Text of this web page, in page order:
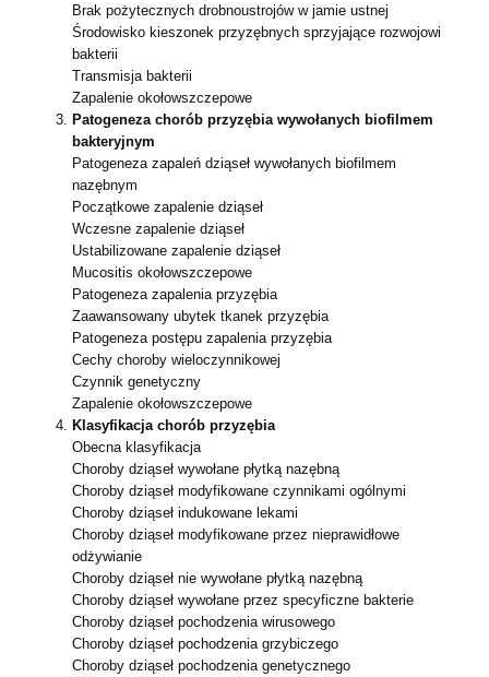
Brak pożytecznych drobnoustrojów w jamie ustnej
Środowisko kieszonek przyzębnych sprzyjające rozwojowi
bakterii
Transmisja bakterii
Zapalenie okołowszczepowe
Patogeneza chorób przyzębia wywołanych biofilmem
bakteryjnym
Patogeneza zapaleń dziąseł wywołanych biofilmem
nazębnym
Początkowe zapalenie dziąseł
Wczesne zapalenie dziąseł
Ustabilizowane zapalenie dziąseł
Mucositis okołowszczepowe
Patogeneza zapalenia przyzębia
Zaawansowany ubytek tkanek przyzębia
Patogeneza postępu zapalenia przyzębia
Cechy choroby wieloczynnikowej
Czynnik genetyczny
Zapalenie okołowszczepowe
Klasyfikacja chorób przyzębia
Obecna klasyfikacja
Choroby dziąseł wywołane płytką nazębną
Choroby dziąseł modyfikowane czynnikami ogólnymi
Choroby dziąseł indukowane lekami
Choroby dziąseł modyfikowane przez nieprawidłowe
odżywianie
Choroby dziąseł nie wywołane płytką nazębną
Choroby dziąseł wywołane przez specyficzne bakterie
Choroby dziąseł pochodzenia wirusowego
Choroby dziąseł pochodzenia grzybiczego
Choroby dziąseł pochodzenia genetycznego